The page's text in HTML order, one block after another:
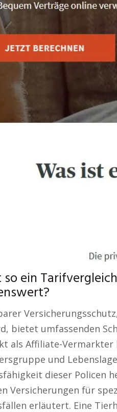
ein
bietet umfassenden
als Affiliate-
und
dieser Policen
Versicherungen für
erläutert. Eine